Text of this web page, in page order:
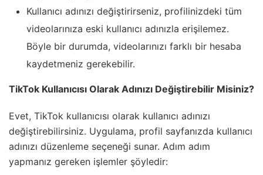
Kullanıcı adınızı değiştirirseniz, profilinizdeki tüm
videolarınıza eski kullanıcı adınızla erişilemez.
Böyle bir durumda, videolarınızı farklı bir hesaba
kaydetmeniz gerekebilir.
TikTok Kullanıcısı Olarak Adınızı Değiştirebilir Misiniz?
Evet, TikTok kullanıcısı olarak kullanıcı adınızı
değiştirebilirsiniz. Uygulama, profil sayfanızda kullanıcı
adınızı düzenleme seçeneği sunar. Adım adım
yapmanız gereken işlemler şöyledir: